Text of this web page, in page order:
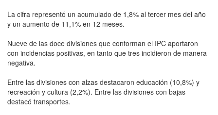
La cifra representó un acumulado de 1,8% al tercer mes del año
y un aumento de 11,1% en 12 meses.
Nueve de las doce divisiones que conforman el IPC aportaron
con incidencias positivas, en tanto que tres incidieron de manera
negativa.
Entre las divisiones con alzas destacaron educación (10,8%) y
recreación y cultura (2,2%). Entre las divisiones con bajas
destacó transportes.